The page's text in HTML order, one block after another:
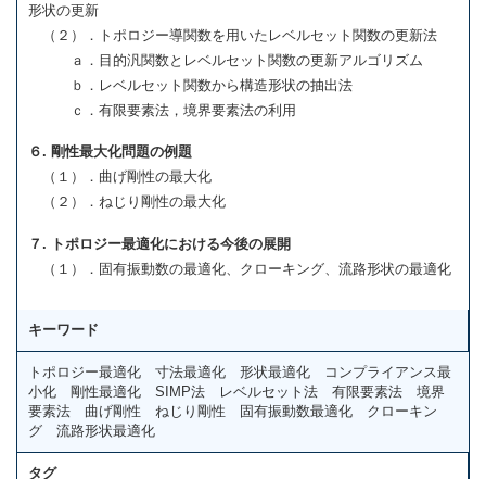
形状の更新
（２）．トポロジー導関数を用いたレベルセット関数の更新法
ａ．目的汎関数とレベルセット関数の更新アルゴリズム
ｂ．レベルセット関数から構造形状の抽出法
ｃ．有限要素法，境界要素法の利用
６. 剛性最大化問題の例題
（１）．曲げ剛性の最大化
（２）．ねじり剛性の最大化
７. トポロジー最適化における今後の展開
（１）．固有振動数の最適化、クローキング、流路形状の最適化
キーワード
トポロジー最適化 寸法最適化 形状最適化 コンプライアンス最
小化 剛性最適化 SIMP法 レベルセット法 有限要素法 境界
要素法 曲げ剛性 ねじり剛性 固有振動数最適化 クローキン
グ 流路形状最適化
タグ